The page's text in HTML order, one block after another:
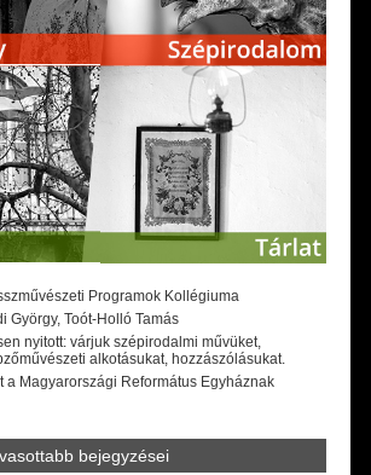
Programok Kollégiuma
György, Toót-Holló Tamás
nyitott: várjuk szépirodalmi művüket,
alkotásukat, hozzászólásukat.
a Magyarországi Református Egyháznak
bejegyzései